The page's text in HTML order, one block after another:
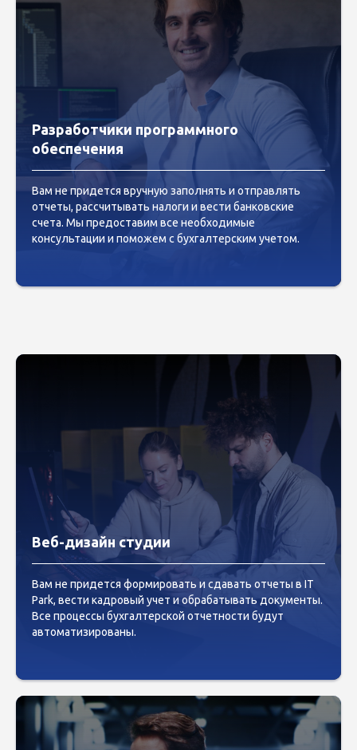
Разработчики программного
обеспечения
Вам не придется вручную заполнять и отправлять
отчеты, рассчитывать налоги и вести банковские
счета. Мы предоставим все необходимые
консультации и поможем с бухгалтерским учетом.
Веб-дизайн студии
Вам не придется формировать и сдавать отчеты в IT
Park, вести кадровый учет и обрабатывать документы.
Все процессы бухгалтерской отчетности будут
автоматизированы.